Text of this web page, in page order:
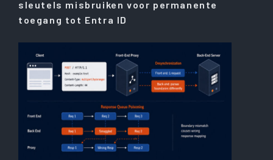
sleutels misbruiken voor permanente
toegang tot Entra ID